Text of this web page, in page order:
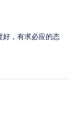
好，有求必应的态